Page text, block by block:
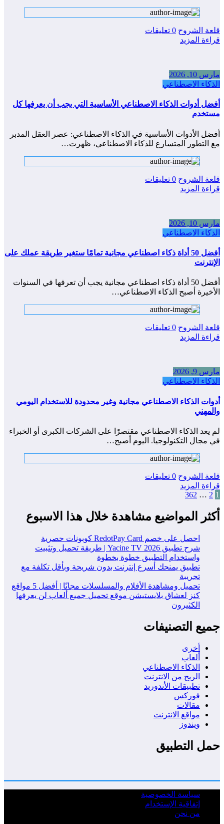
قلعة الشروح 0 تعليقات
قراءة المزيد
مارس 10, 2026
الذكاء الاصطناعي
أفضل أدوات الذكاء الاصطناعي الأساسية التي يجب أن يعرفها كل
مستخدم
أفضل الأدوات الأساسية في الذكاء الاصطناعي: عصر العقل المدبر
مع التطور المتسارع للذكاء الاصطناعي، ظهرت…
قلعة الشروح 0 تعليقات
قراءة المزيد
مارس 10, 2026
الذكاء الاصطناعي
أفضل 50 أداة ذكاء اصطناعي مجانية تمامًا ستغير طريقة عملك على
الإنترنت
أفضل 50 أداة ذكاء اصطناعي مجانية يجب أن تعرفها في السنوات
الأخيرة أصبح الذكاء الاصطناعي…
قلعة الشروح 0 تعليقات
قراءة المزيد
مارس 9, 2026
الذكاء الاصطناعي
أدوات الذكاء الاصطناعي مجانية وغير محدودة للاستخدام اليومي
والمهني
لم يعد الذكاء الاصطناعي مقتصرًا على الشركات الكبرى أو الخبراء
في مجال التكنولوجيا. اليوم أصبح…
قلعة الشروح 0 تعليقات
قراءة المزيد
تعدد
صفحات
المقالات
1
2
…
362
أكثر المواضيع مشاهدة خلال هذا الاسبوع
احصل على خصم RedotPay Card كوبونات حصرية
شرح تطبيق Yacine TV 2026 | طريقة تحميل وتثبيت
واستخدام التطبيق خطوة بخطوة
تطبيق يمنحك أسرع إنترنت بدون شريحة وبأقل تكلفة مع
تجريبة
تحميل ومشاهدة الأفلام والمسلسلات مجانًا | أفضل 5 مواقع
كنز لعشاق بلايستيشن موقع تحميل جميع ألعاب لن يعرفها
الكثيرون
جميع التصنيفات
أخرى
ألعاب
الذكاء الاصطناعي
الربح من الانترنت
تطبيقات الأندوريد
فوركس
مقالات
مواقع الانترنت
ويندوز
حمل التطبيق
سياسة الخصوصية
إتفاقية الإستخدام
من نحن